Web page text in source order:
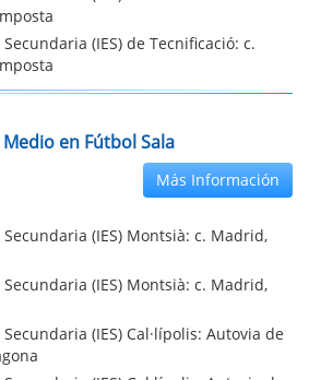
(IES) de Tecnificació: c.
en Fútbol Sala
Más Información
(IES) Montsià: c. Madrid,
(IES) Montsià: c. Madrid,
(IES) Cal·lípolis: Autovia de